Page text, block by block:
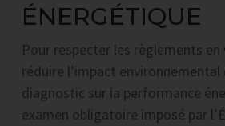
ÉNERGÉTIQUE
Pour respecter les règlements
réduire l’impact environnemental
diagnostic sur la performance
examen obligatoire imposé par